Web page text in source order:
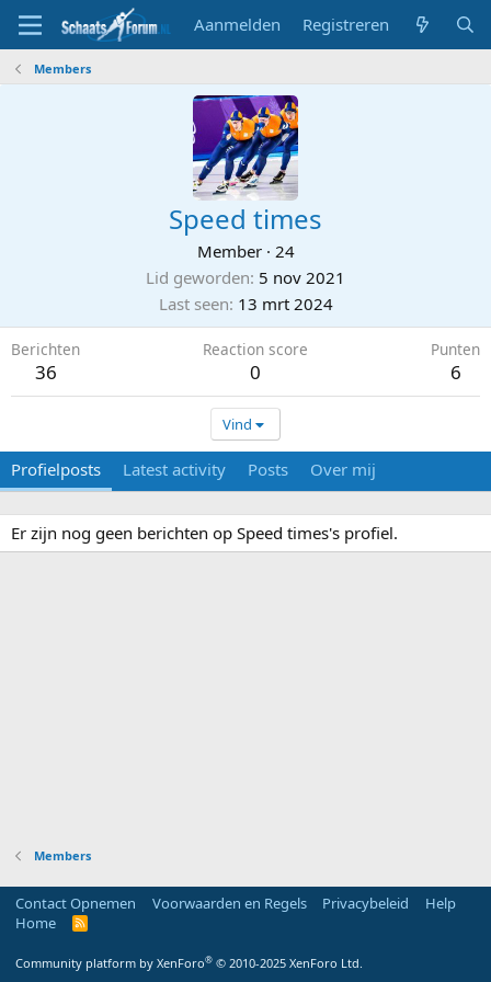
Aanmelden Registreren
Members
Speed times
Member · 24
Lid geworden 5 nov 2021
Last seen 13 mrt 2024
Berichten
36
Reaction score
0
Punten
6
Vind
Profielposts Latest activity Posts Over mij
Er zijn nog geen berichten op Speed times's profiel.
Members
Contact Opnemen Voorwaarden en Regels Privacybeleid
Help
Home
R
Community platform by XenForo® © 2010-2025 XenForo Ltd.